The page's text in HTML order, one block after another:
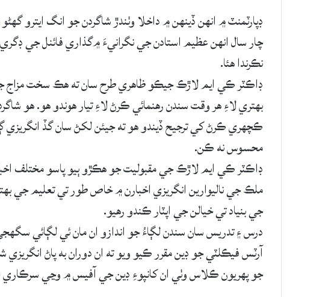
ڊپارٽمنٽ ۾ انھن ڏينهن ۾ داخلا وٺندڙ شاگردن جو انگ ايترو
چار سال انهن عظيم استادن جي نگرانيءَ ۾گذاري فائنل جي
نڪرندا ھئا.
ڊاڪٽر ڪي ايم لاڙڪ جيڪو ظاھري طرح سان ته ھڪ سخت مزاج
بھتري لاءِ ھر وقت سندن رھنمائي ڪرڻ لاءِ تيار ھوندو ھو. ھو
ڪچھري ڪرڻ کي ترجيح ڏيندو ھو ته جيئن لکڻ سان گڏ
محسوس نه ڪن.
ڊاڪٽر ڪي ايم لاڙڪ جي مقبوليت جو ھڪڙو ٻيو پاسو مختلف
ملڪ جي ناليوارين انگريزي اخبارن ۾ خاص طور تي تعليم جي
جي بنياد تي خيالن جي اپٽار ڪندو رھيو.
درس ۽ تدريس سان سندن لڳاءُ جو اندازو ان مان ئي لڳائي
آرٽس فيڪلٽي جو ڊين مقرر ڪيو ويو ته ان دوران به پاڻ
جو پھريون ڪلاس وٺي ان کانپوءِ ڊين جي آفيس ۾ وڃي سرڪاري